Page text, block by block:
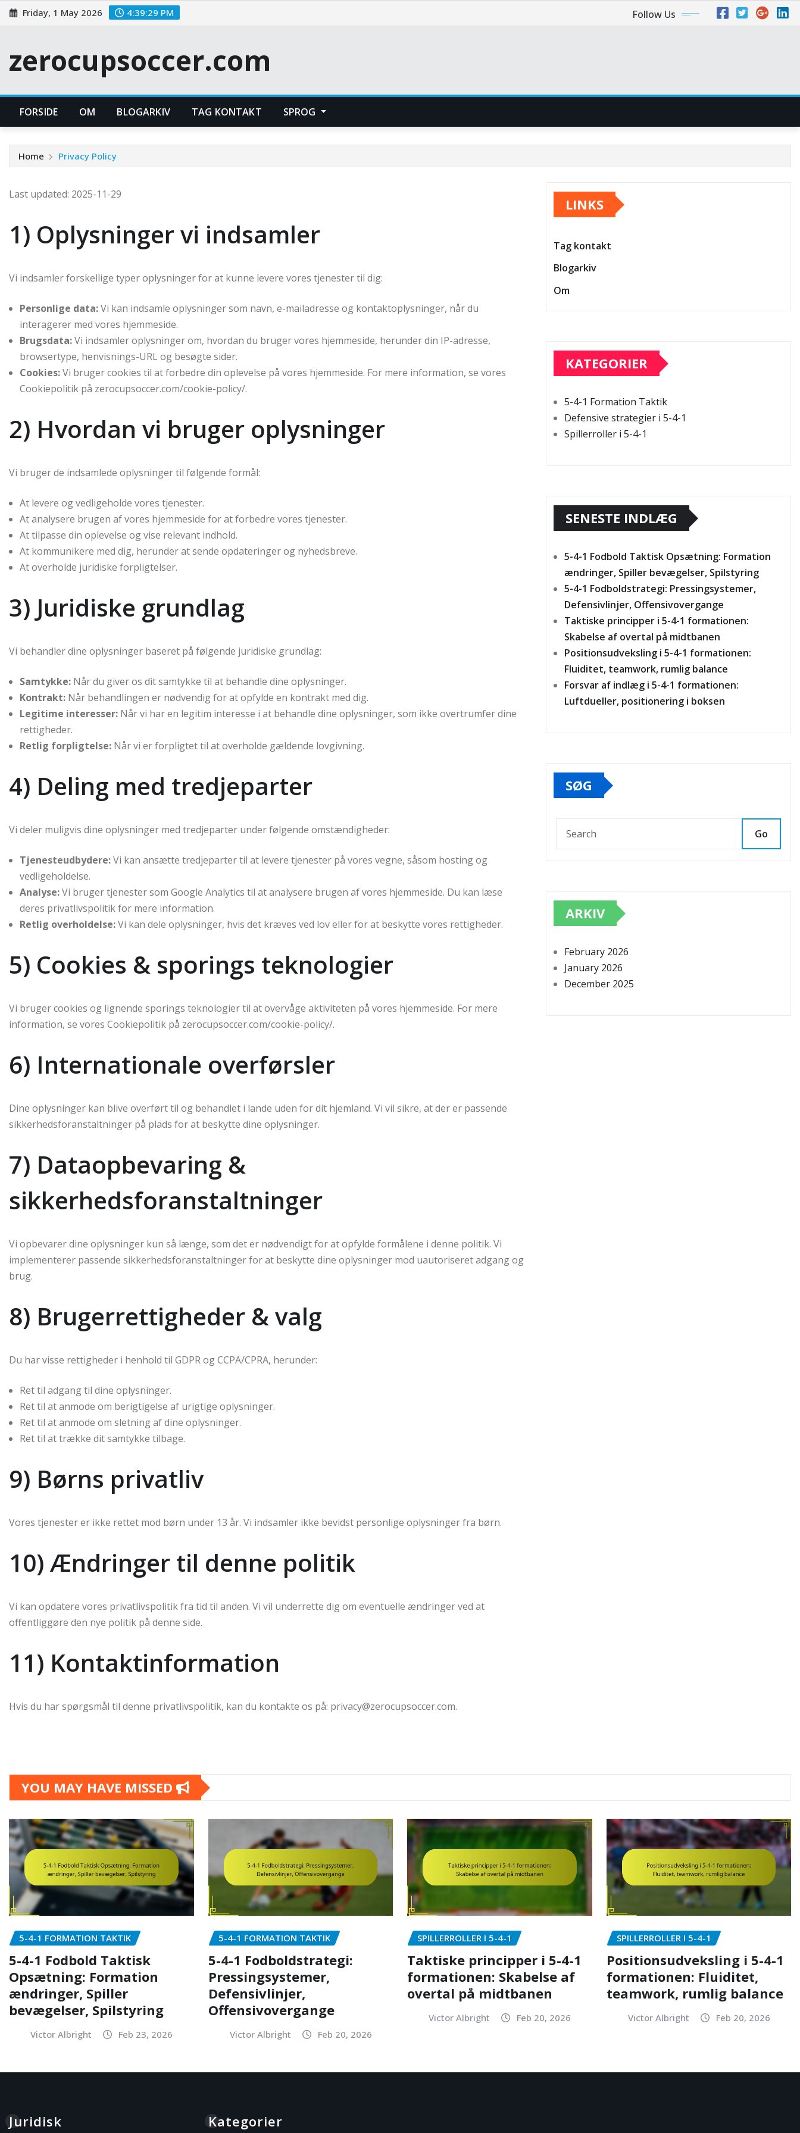
Skip
to
Friday, 1 May 2026 4:39:30 PM Follow Us
zerocupsoccer.com
FORSIDE OM BLOGARKIV TAG KONTAKT SPROG
Home Privacy Policy
Last updated: 2025-11-29
1) Oplysninger vi indsamler
Vi indsamler forskellige typer oplysninger for at kunne levere vores tjenester til dig:
Personlige data:Vi kan indsamle oplysninger som navn, e-mailadresse og kontaktoplysninger, når du
interagerer med vores hjemmeside.
Brugsdata:Vi indsamler oplysninger om, hvordan du bruger vores hjemmeside, herunder din IP-adresse,
browsertype, henvisnings-URL og besøgte sider.
Cookies:Vi bruger cookies til at forbedre din oplevelse på vores hjemmeside. For mere information, se vores
Cookiepolitik på zerocupsoccer.com/cookie-policy/.
2) Hvordan vi bruger oplysninger
Vi bruger de indsamlede oplysninger til følgende formål:
At levere og vedligeholde vores tjenester.
At analysere brugen af vores hjemmeside for at forbedre vores tjenester.
At tilpasse din oplevelse og vise relevant indhold.
At kommunikere med dig, herunder at sende opdateringer og nyhedsbreve.
At overholde juridiske forpligtelser.
3) Juridiske grundlag
Vi behandler dine oplysninger baseret på følgende juridiske grundlag:
Samtykke: Når du giver os dit samtykke til at behandle dine oplysninger.
Kontrakt: Når behandlingen er nødvendig for at opfylde en kontrakt med dig.
Legitime interesser: Når vi har en legitim interesse i at behandle dine oplysninger, som ikke overtrumfer dine
rettigheder.
Retlig forpligtelse: Når vi er forpligtet til at overholde gældende lovgivning.
4) Deling med tredjeparter
Vi deler muligvis dine oplysninger med tredjeparter under følgende omstændigheder:
Tjenesteudbydere:Vi kan ansætte tredjeparter til at levere tjenester på vores vegne, såsom hosting og
vedligeholdelse.
Analyse:Vi bruger tjenester som Google Analytics til at analysere brugen af vores hjemmeside. Du kan læse
deres privatlivspolitik for mere information.
Retlig overholdelse:Vi kan dele oplysninger, hvis det kræves ved lov eller for at beskytte vores rettigheder.
5) Cookies & sporings teknologier
Vi bruger cookies og lignende sporings teknologier til at overvåge aktiviteten på vores hjemmeside. For mere
information, se vores Cookiepolitik på zerocupsoccer.com/cookie-policy/.
6) Internationale overførsler
Dine oplysninger kan blive overført til og behandlet i lande uden for dit hjemland. Vi vil sikre, at der er passende
sikkerhedsforanstaltninger på plads for at beskytte dine oplysninger.
7) Dataopbevaring &
sikkerhedsforanstaltninger
Vi opbevarer dine oplysninger kun så længe, som det er nødvendigt for at opfylde formålene i denne politik. Vi
implementerer passende sikkerhedsforanstaltninger for at beskytte dine oplysninger mod uautoriseret adgang og
brug.
8) Brugerrettigheder & valg
Du har visse rettigheder i henhold til GDPR og CCPA/CPRA, herunder:
Ret til adgang til dine oplysninger.
Ret til at anmode om berigtigelse af urigtige oplysninger.
Ret til at anmode om sletning af dine oplysninger.
Ret til at trække dit samtykke tilbage.
9) Børns privatliv
Vores tjenester er ikke rettet mod børn under 13 år. Vi indsamler ikke bevidst personlige oplysninger fra børn.
10) Ændringer til denne politik
Vi kan opdatere vores privatlivspolitik fra tid til anden. Vi vil underrette dig om eventuelle ændringer ved at
offentliggøre den nye politik på denne side.
11) Kontaktinformation
Hvis du har spørgsmål til denne privatlivspolitik, kan du kontakte os på: privacy@zerocupsoccer.com.
LINKS
Tag kontakt
Blogarkiv
Om
KATEGORIER
5-4-1 Formation Taktik
Defensive strategier i 5-4-1
Spillerroller i 5-4-1
SENESTE INDLÆG
5-4-1 Fodbold Taktisk Opsætning: Formation
ændringer, Spiller bevægelser, Spilstyring
5-4-1 Fodboldstrategi: Pressingsystemer,
Defensivlinjer, Offensivovergange
Taktiske principper i 5-4-1 formationen:
Skabelse af overtal på midtbanen
Positionsudveksling i 5-4-1 formationen:
Fluiditet, teamwork, rumlig balance
Forsvar af indlæg i 5-4-1 formationen:
Luftdueller, positionering i boksen
SØG
Go
ARKIV
February 2026
January 2026
December 2025
YOU MAY HAVE MISSED
5-4-1 FORMATION TAKTIK
5-4-1 Fodbold Taktisk
Opsætning: Formation
ændringer, Spiller
bevægelser, Spilstyring
Victor Albright Feb 23, 2026
5-4-1 FORMATION TAKTIK
5-4-1 Fodboldstrategi:
Pressingsystemer,
Defensivlinjer,
Offensivovergange
Victor Albright Feb 20, 2026
SPILLERROLLER I 5-4-1
Taktiske principper i 5-4-1
formationen: Skabelse af
overtal på midtbanen
Victor Albright Feb 20, 2026
SPILLERROLLER I 5-4-1
Positionsudveksling i 5-4-1
formationen: Fluiditet,
teamwork, rumlig balance
Victor Albright Feb 20, 2026
Juridisk Kategorier